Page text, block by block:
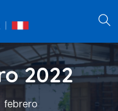
2022
febrero